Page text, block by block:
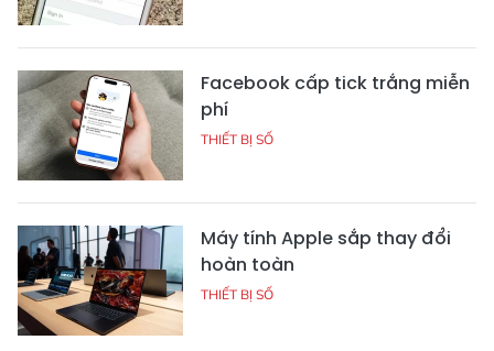
Facebook cấp tick trắng miễn
phí
THIẾT BỊ SỐ
Máy tính Apple sắp thay đổi
hoàn toàn
THIẾT BỊ SỐ